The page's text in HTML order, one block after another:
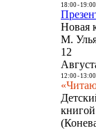
18:00- 19:00
Новая
М.
12
12:00- 13:00